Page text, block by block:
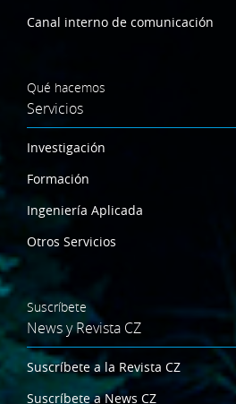
Canal interno de comunicación
Qué hacemos
Servicios
Investigación
Formación
Ingeniería Aplicada
Otros Servicios
Suscríbete
News y Revista CZ
Suscríbete a la Revista CZ
Suscríbete a News CZ